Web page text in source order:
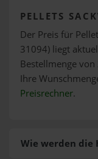
PELLETS
Der Preis für
31094) liegt
Bestellmenge
Ihre
Preisrechner.
Wie werden die